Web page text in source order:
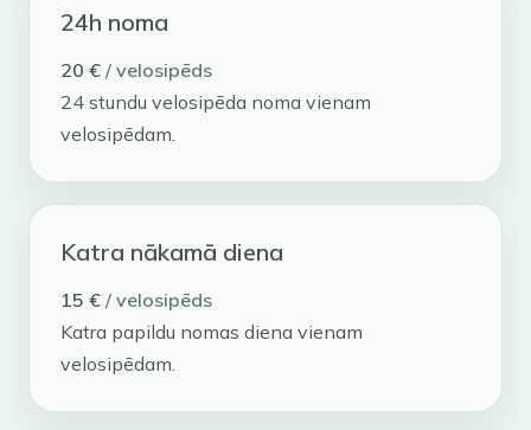
24h noma
20 € / velosipēds
24 stundu velosipēda noma vienam
velosipēdam.
Katra nākamā diena
15 € / velosipēds
Katra papildu nomas diena vienam
velosipēdam.